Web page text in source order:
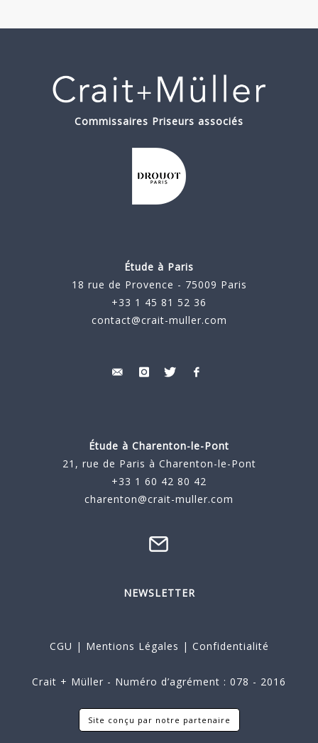
Commissaires Priseurs associés
Étude à Paris
18 rue de Provence - 75009 Paris
+33 1 45 81 52 36
contact@crait-muller.com
Étude à Charenton-le-Pont
21, rue de Paris à Charenton-le-Pont
+33 1 60 42 80 42
charenton@crait-muller.com
NEWSLETTER
CGU | Mentions Légales | Confidentialité
Crait + Müller - Numéro d’agrément : 078 - 2016
Site conçu par notre partenaire